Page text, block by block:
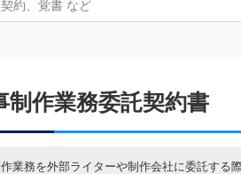
制作業務委託契約書
作業務を外部ライターや制作会社に委託す